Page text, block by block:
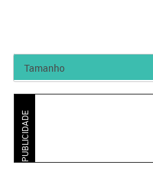
PUBLICIDADE